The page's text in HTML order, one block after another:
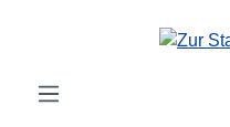
Zum Hauptinhalt springen